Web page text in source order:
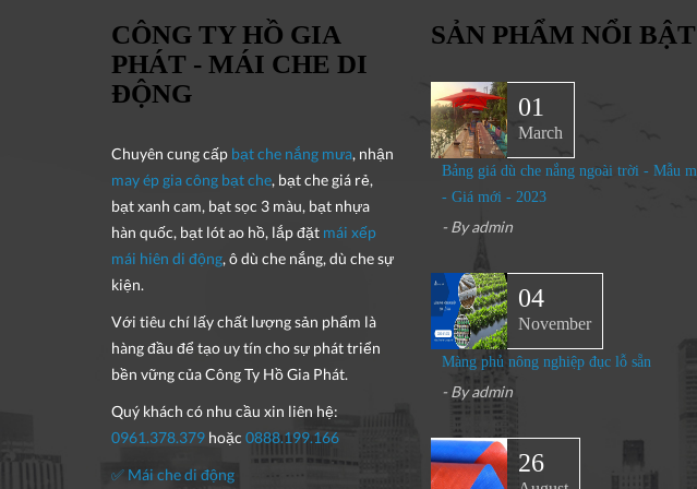
CÔNG TY HỒ GIA
PHÁT - MÁI CHE DI
ĐỘNG
Chuyên cung cấp bạt che nắng mưa, nhận
may ép gia công bạt che, bạt che giá rẻ,
bạt xanh cam, bạt sọc 3 màu, bạt nhựa
hàn quốc, bạt lót ao hồ, lắp đặt mái xếp
mái hiên di động, ô dù che nắng, dù che sự
kiện.
Với tiêu chí lấychất lượng sản phẩm là
hàng đầu để tạo uy tín cho sự phát triển
bền vững củaCông Ty Hồ Gia Phát.
Quý khách có nhu cầu xin liên hệ:
0961.378.379 hoặc 0888.199.166
✅ Mái che di động
SẢN PHẨM NỔI BẬT
01
March
Bảng giá dù che nắng ngoài trời - Mẫu
- Giá mới - 2023
- Byadmin
04
November
Màng phủ nông nghiệp đục lỗ sẵn
- Byadmin
26